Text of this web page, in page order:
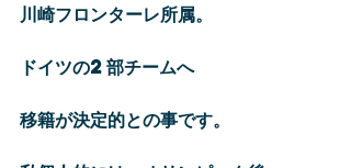
川崎フロンターレ所属。
ドイツの2部チームへ
移籍が決定的との事です。